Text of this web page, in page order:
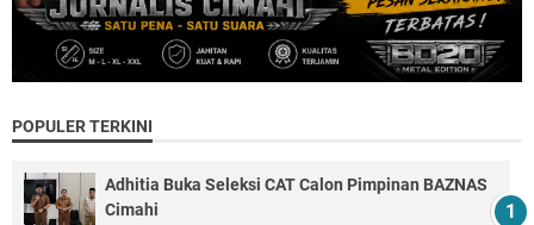
POPULER TERKINI
Adhitia Buka Seleksi CAT Calon Pimpinan BAZNAS
Cimahi